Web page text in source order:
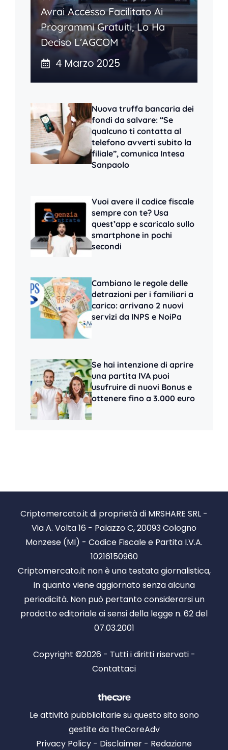
Avrai Accesso Facilitato Ai
Programmi Gratuiti, Lo Ha
Deciso L’AGCOM
4 Marzo 2025
Nuova truffa bancaria dei
fondi da salvare: “Se
qualcuno ti contatta al
telefono avverti subito la
filiale”, comunica Intesa
Sanpaolo
Vuoi avere il codice fiscale
sempre con te? Usa
quest’app e scaricalo sullo
smartphone in pochi
secondi
Cambiano le regole delle
detrazioni per i familiari a
carico: arrivano 2 nuovi
servizi da INPS e NoiPa
Se hai intenzione di aprire
una partita IVA puoi
usufruire di nuovi Bonus e
ottenere fino a 3.000 euro
Criptomercato.it di proprietà di MRSHARE SRL -
Via A. Volta 16 - Palazzo C, 20093 Cologno
Monzese (MI) - Codice Fiscale e Partita I.V.A.
10216150960
Criptomercato.it non è una testata giornalistica,
in quanto viene aggiornato senza alcuna
periodicità. Non può pertanto considerarsi un
prodotto editoriale ai sensi della legge n. 62 del
07.03.2001
Copyright ©2026 - Tutti i diritti riservati -
Contattaci
Le attività pubblicitarie su questo sito sono
gestite da theCoreAdv
Privacy Policy - Disclaimer - Redazione